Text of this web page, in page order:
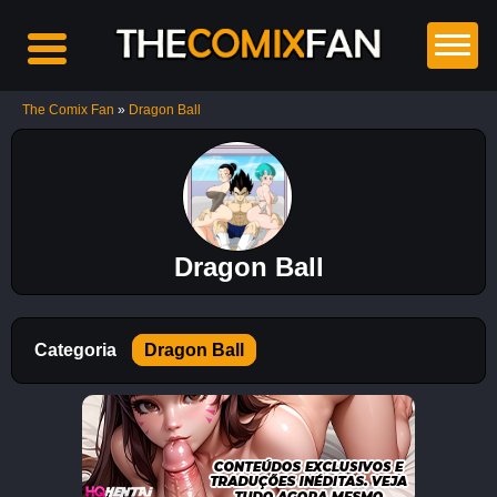
Bonecas
Chainsaw
Man HQ
Hentai:
Desejo
de Poder
The Comix Fan » Dragon Ball
Dragon Ball
Categoria Dragon Ball